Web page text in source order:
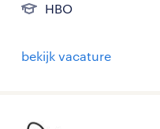
HBO
bekijk vacature